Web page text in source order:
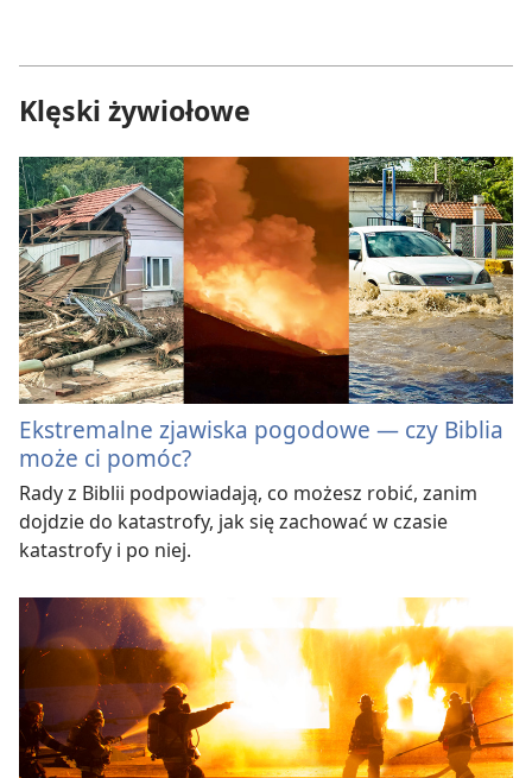
Klęski żywiołowe
Ekstremalne zjawiska pogodowe — czy Biblia
może ci pomóc?
Rady z Biblii podpowiadają, co możesz robić, zanim
dojdzie do katastrofy, jak się zachować w czasie
katastrofy i po niej.